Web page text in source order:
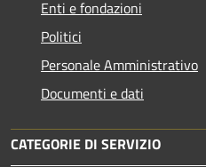
Enti e fondazioni
Politici
Personale Amministrativo
Documenti e dati
CATEGORIE DI SERVIZIO